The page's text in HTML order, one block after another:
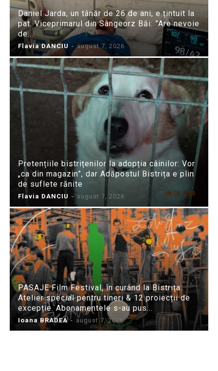
Daniel Jarda, un tânăr de 26 de ani, e țintuit la
pat. Viceprimarul din Sângeorz Băi: ”Are nevoie
de...
Flavia DANCIU - august 7, 2026
Pretențiile bistrițenilor la adopția câinilor: Vor
„ca din magazin”, dar Adăpostul Bistrița e plin
de suflete rănite
Flavia DANCIU - august 7, 2026
PASAJE Film Festival, în curând la Bistrița:
Atelier special pentru tineri & 12 proiecții de
excepție. Abonamentele s-au pus...
Ioana BRADEA - august 7, 2026